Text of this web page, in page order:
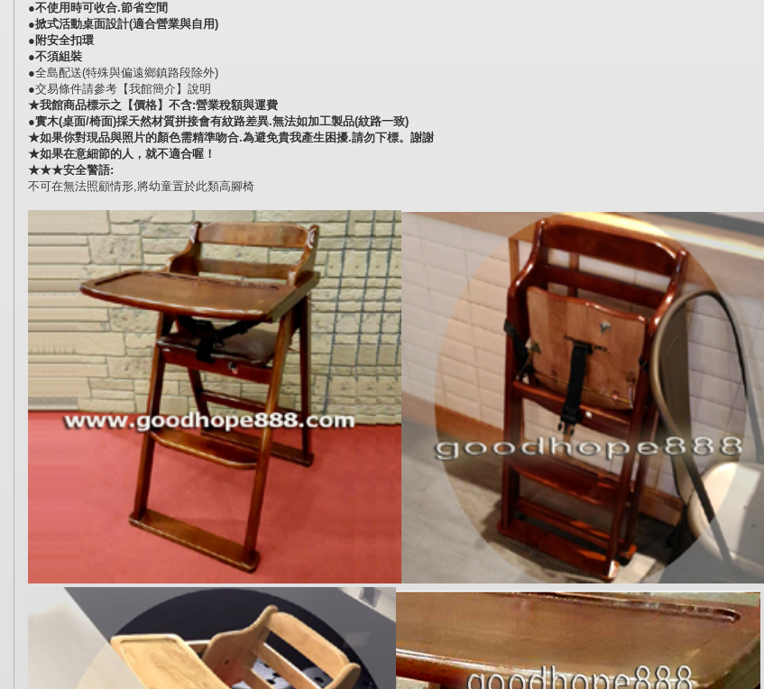
●不使用時可收合.節省空間
●掀式活動桌面設計(適合營業與自用)
●附安全扣環
●不須組裝
●全島配送(特殊與偏遠鄉鎮路段除外)
●交易條件請參考【我館簡介】說明
★我館商品標示之【價格】不含:營業稅額與運費
●實木(桌面/椅面)採天然材質拼接會有紋路差異.無法如加工製品(紋路一致)
★如果你對現品與照片的顏色需精準吻合.為避免貴我產生困擾.請勿下標。謝謝
★如果在意細節的人，就不適合喔！
★★★安全警語:
不可在無法照顧情形,將幼童置於此類高腳椅